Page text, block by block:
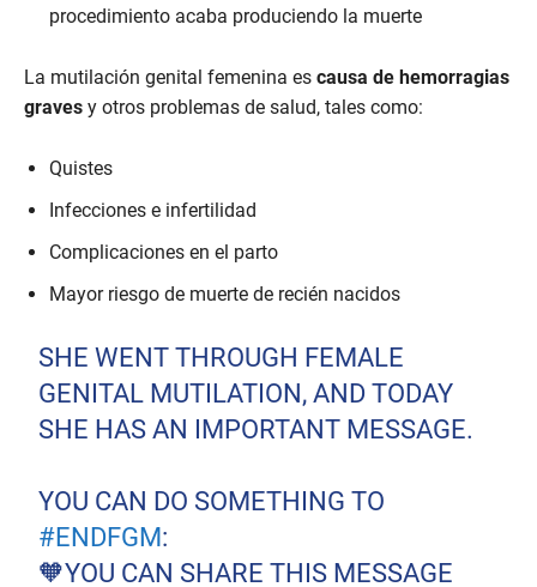
procedimiento acaba produciendo la muerte
La mutilación genital femenina es causa de hemorragias
graves y otros problemas de salud, tales como:
Quistes
Infecciones e infertilidad
Complicaciones en el parto
Mayor riesgo de muerte de recién nacidos
SHE WENT THROUGH FEMALE
GENITAL MUTILATION, AND TODAY
SHE HAS AN IMPORTANT MESSAGE.
YOU CAN DO SOMETHING TO
#ENDFGM:
🧡YOU CAN SHARE THIS MESSAGE